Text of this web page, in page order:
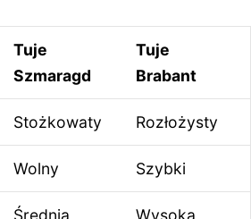
Tuje
Szmaragd
Tuje
Brabant
Stożkowaty Rozłożysty
Wolny Szybki
Średnia Wysoka